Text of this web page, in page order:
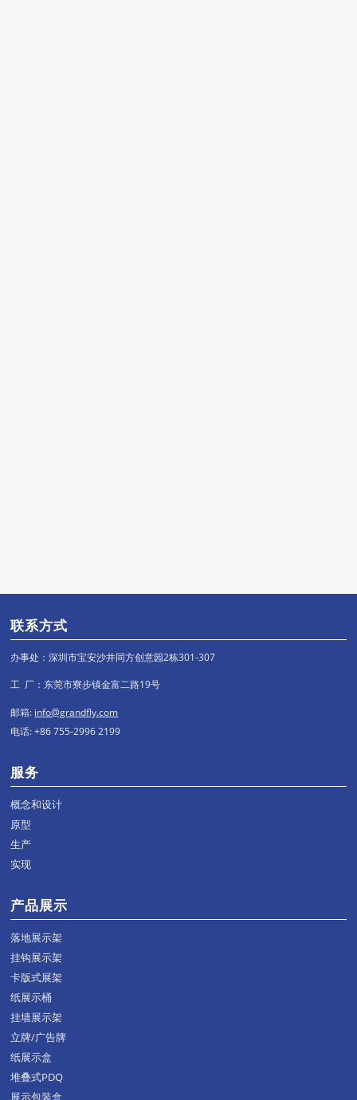
联系方式
办事处：深圳市宝安沙井同方创意园2栋301-307
工 厂：东莞市寮步镇金富二路19号
邮箱: info@grandfly.com
电话: +86 755-2996 2199
服务
概念和设计
原型
生产
实现
产品展示
落地展示架
挂钩展示架
卡版式展架
纸展示桶
挂墙展示架
立牌/广告牌
纸展示盒
堆叠式PDQ
展示包装盒